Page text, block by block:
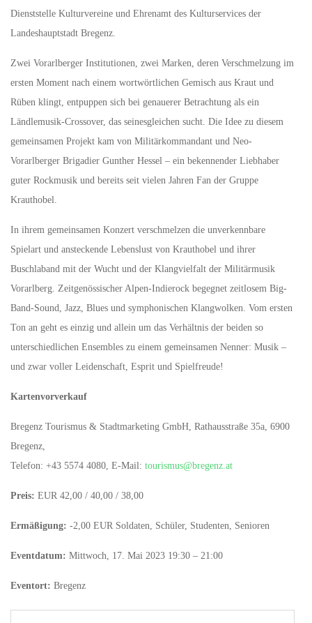
Dienststelle Kulturvereine und Ehrenamt des Kulturservices der
Landeshauptstadt Bregenz.
Zwei Vorarlberger Institutionen, zwei Marken, deren Verschmelzung im
ersten Moment nach einem wortwörtlichen Gemisch aus Kraut und
Rüben klingt, entpuppen sich bei genauerer Betrachtung als ein
Ländlemusik-Crossover, das seinesgleichen sucht. Die Idee zu diesem
gemeinsamen Projekt kam von Militärkommandant und Neo-
Vorarlberger Brigadier Gunther Hessel – ein bekennender Liebhaber
guter Rockmusik und bereits seit vielen Jahren Fan der Gruppe
Krauthobel.
In ihrem gemeinsamen Konzert verschmelzen die unverkennbare
Spielart und ansteckende Lebenslust von Krauthobel und ihrer
Buschlaband mit der Wucht und der Klangvielfalt der Militärmusik
Vorarlberg. Zeitgenössischer Alpen-Indierock begegnet zeitlosem Big-
Band-Sound, Jazz, Blues und symphonischen Klangwolken. Vom ersten
Ton an geht es einzig und allein um das Verhältnis der beiden so
unterschiedlichen Ensembles zu einem gemeinsamen Nenner: Musik –
und zwar voller Leidenschaft, Esprit und Spielfreude!
Kartenvorverkauf
Bregenz Tourismus & Stadtmarketing GmbH, Rathausstraße 35a, 6900
Bregenz,
Telefon: +43 5574 4080, E-Mail: tourismus@bregenz.at
Preis: EUR 42,00 / 40,00 / 38,00
Ermäßigung: -2,00 EUR Soldaten, Schüler, Studenten, Senioren
Eventdatum: Mittwoch, 17. Mai 2023 19:30 – 21:00
Eventort: Bregenz